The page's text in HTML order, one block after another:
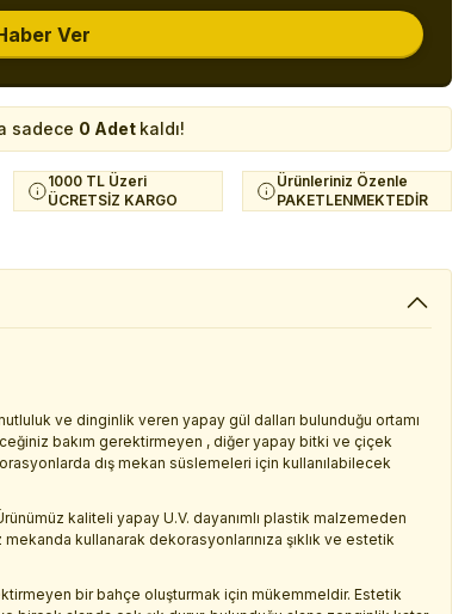
Ver
sadece 0 Adet kaldı!
1000 TL Üzeri
ÜCRETSİZ KARGO
Ürünleriniz Özenle
PAKETLENMEKTEDİR
ve dinginlik veren yapay gül dalları bulunduğu ortamı
bakım gerektirmeyen , diğer yapay bitki ve çiçek
dış mekan süslemeleri için kullanılabilecek
kaliteli yapay U.V. dayanımlı plastik malzemeden
kullanarak dekorasyonlarınıza şıklık ve estetik
bir bahçe oluşturmak için mükemmeldir. Estetik